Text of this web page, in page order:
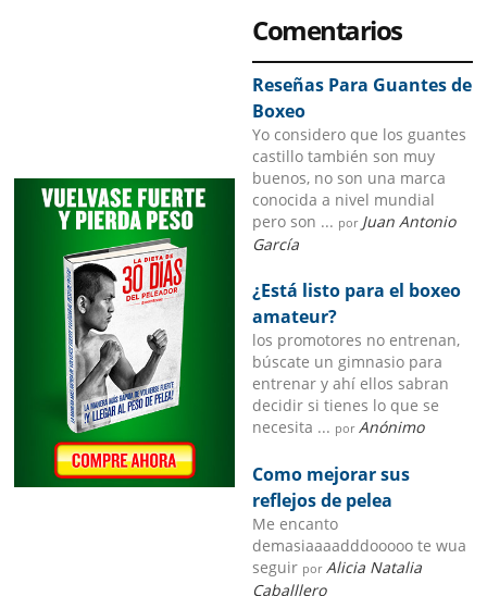
Comentarios
Reseñas Para Guantes de
Boxeo
Yo considero que los guantes
castillo también son muy
buenos, no son una marca
conocida a nivel mundial
pero son ... por Juan Antonio
García
¿Está listo para el boxeo
amateur?
los promotores no entrenan,
búscate un gimnasio para
entrenar y ahí ellos sabran
decidir si tienes lo que se
necesita ... por Anónimo
Como mejorar sus
reflejos de pelea
Me encanto
demasiaaaadddooooo te wua
seguir por Alicia Natalia
Caballlero